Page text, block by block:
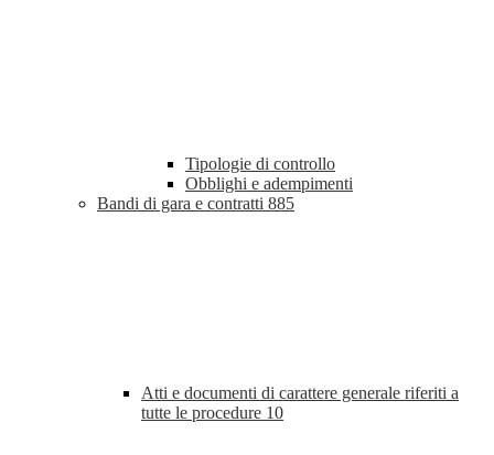
Tipologie di controllo
Obblighi e adempimenti
Bandi di gara e contratti 885
Atti e documenti di carattere generale riferiti a
tutte le procedure 10